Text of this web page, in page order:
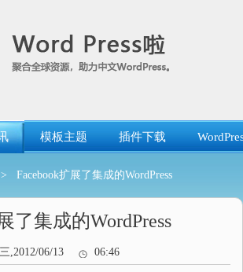
模板主题 插件下载
> Facebook扩展了集成的WordPress
了集成的WordPress
,2012/06/13 06:46